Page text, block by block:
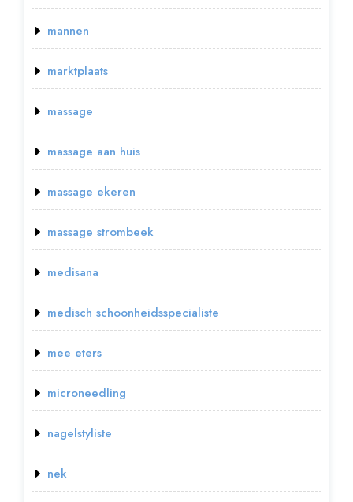
mannen
marktplaats
massage
massage aan huis
massage ekeren
massage strombeek
medisana
medisch schoonheidsspecialiste
mee eters
microneedling
nagelstyliste
nek